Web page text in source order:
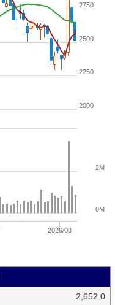
2026/08
2000
2250
2500
2750
0M
2M
2,652.0